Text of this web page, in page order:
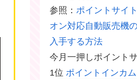
参照： ポイントサイ
オン対応自動販売機
入手する方法
今月一押しポイント
1位 ポイントインカム